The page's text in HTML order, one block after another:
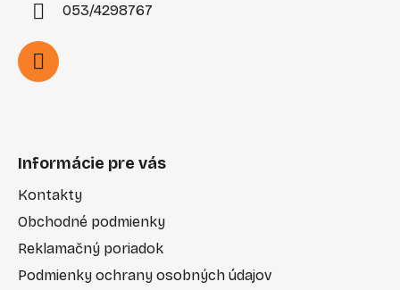
053/4298767
Informácie pre vás
Kontakty
Obchodné podmienky
Reklamačný poriadok
Podmienky ochrany osobných údajov